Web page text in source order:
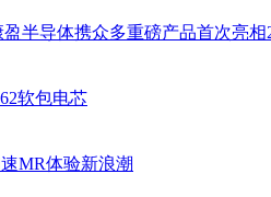
半导体携众多重磅产品首次亮相
软包电芯
MR体验新浪潮